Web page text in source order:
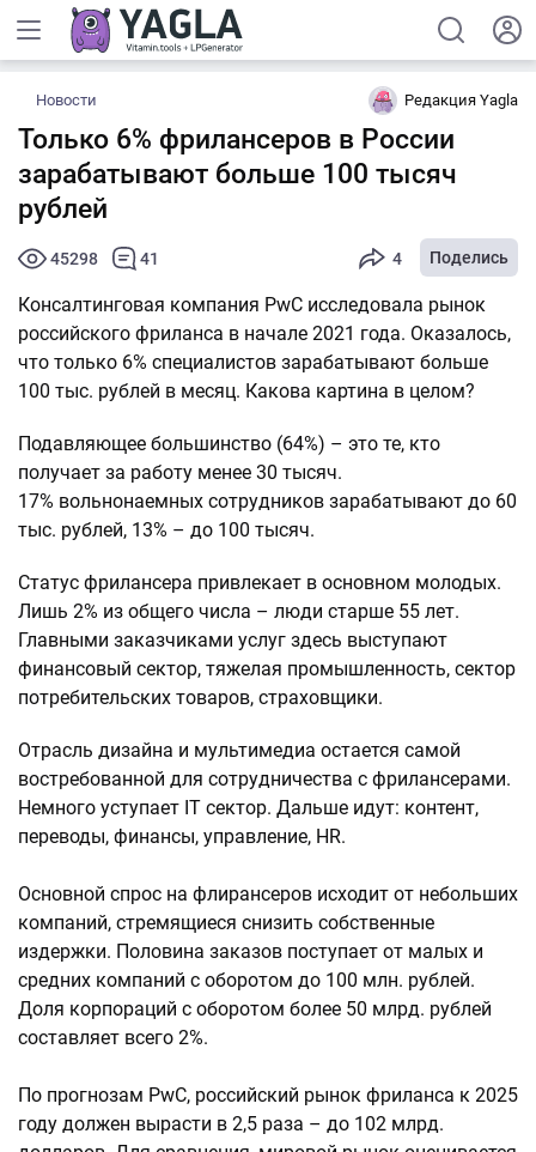
Новости Редакция Yagla
Только 6% фрилансеров в России
зарабатывают больше 100 тысяч
рублей
45298 41 4 Поделись
Консалтинговая компания PwC исследовала рынок
российского фриланса в начале 2021 года. Оказалось,
что только 6% специалистов зарабатывают больше
100 тыс. рублей в месяц. Какова картина в целом?
Подавляющее большинство (64%) – это те, кто
получает за работу менее 30 тысяч.
17% вольнонаемных сотрудников зарабатывают до 60
тыс. рублей, 13% – до 100 тысяч.
Статус фрилансера привлекает в основном молодых.
Лишь 2% из общего числа – люди старше 55 лет.
Главными заказчиками услуг здесь выступают
финансовый сектор, тяжелая промышленность, сектор
потребительских товаров, страховщики.
Отрасль дизайна и мультимедиа остается самой
востребованной для сотрудничества с фрилансерами.
Немного уступает IT сектор. Дальше идут: контент,
переводы, финансы, управление, HR.
Основной спрос на флирансеров исходит от небольших
компаний, стремящиеся снизить собственные
издержки. Половина заказов поступает от малых и
средних компаний с оборотом до 100 млн. рублей.
Доля корпораций с оборотом более 50 млрд. рублей
составляет всего 2%.
По прогнозам PwC, российский рынок фриланса к 2025
году должен вырасти в 2,5 раза – до 102 млрд.